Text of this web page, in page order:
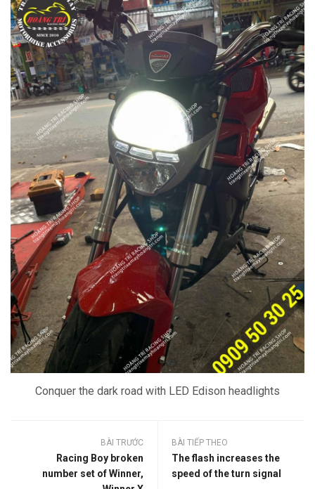
Conquer the dark road with LED Edison headlights
BÀI TRƯỚC
Racing Boy broken
number set of Winner,
BÀI TIẾP THEO
The flash increases the
speed of the turn signal